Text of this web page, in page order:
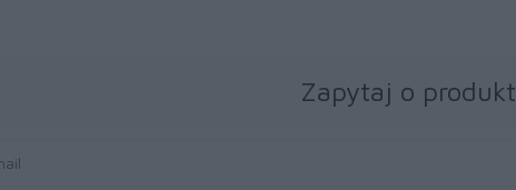
Zapytaj o produkt